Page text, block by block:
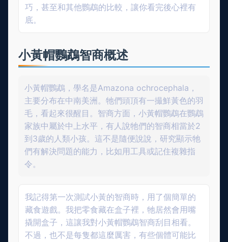
巧，甚至和其他鸚鵡的比較，讓你看完後心裡有
底。
小黃帽鸚鵡智商概述
小黃帽鸚鵡，學名是Amazona ochrocephala，
主要分布在中南美洲。牠們頭頂有一撮鮮黃色的羽
毛，看起來很醒目。智商方面，小黃帽鸚鵡在鸚鵡
家族中屬於中上水平，有人說牠們的智商相當於2
到3歲的人類小孩。這不是隨便說說，研究顯示牠
們有解決問題的能力，比如用工具或記住複雜指
令。
我記得第一次測試小黃的智商時，用了個簡單的
藏食遊戲。我把零食藏在盒子裡，牠居然會用嘴
撬開盒子，這讓我對小黃帽鸚鵡智商刮目相看。
不過，也不是每隻都這麼厲害，有些個體可能比